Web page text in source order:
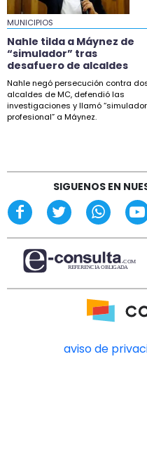
18:04
Taxistas de
desaparición de
16:50
Sheinbaum
norte de Veracruz
15:27
“Sostengo mi
tras perder el
MUNICIPIOS
Nahle tilda a Máynez de
“simulador” tras
desafuero de alcaldes
Nahle negó persecución contra
alcaldes de MC, defendió las
investigaciones y llamó “simulador
profesional” a Máynez.
SIGUENOS EN
aviso de